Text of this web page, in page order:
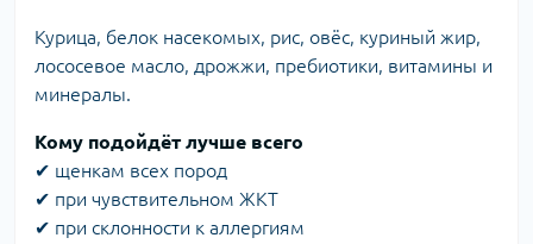
Курица, белок насекомых, рис, овёс, куриный жир,
лососевое масло, дрожжи, пребиотики, витамины и
минералы.
Кому подойдёт лучше всего
✔ щенкам всех пород
✔ при чувствительном ЖКТ
✔ при склонности к аллергиям